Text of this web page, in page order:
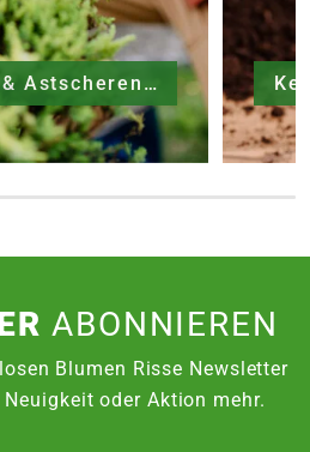
Gartenscheren & Astscheren
ABONNIEREN
Blumen Risse Newsletter
oder Aktion mehr.